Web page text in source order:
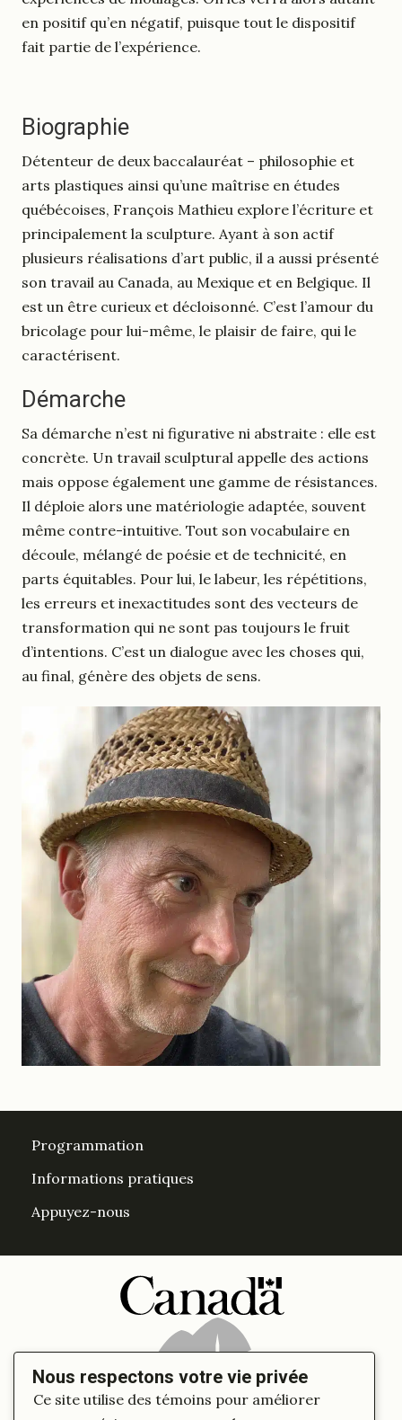
en positif qu’en négatif, puisque tout le dispositif
fait partie de l’expérience.
Biographie
Détenteur de deux baccalauréat – philosophie et
arts plastiques ainsi qu’une maîtrise en études
québécoises, François Mathieu explore l’écriture et
principalement la sculpture. Ayant à son actif
plusieurs réalisations d’art public, il a aussi présenté
son travail au Canada, au Mexique et en Belgique. Il
est un être curieux et décloisonné. C’est l’amour du
bricolage pour lui-même, le plaisir de faire, qui le
caractérisent.
Démarche
Sa démarche n’est ni figurative ni abstraite : elle est
concrète. Un travail sculptural appelle des actions
mais oppose également une gamme de résistances.
Il déploie alors une matériologie adaptée, souvent
même contre-intuitive. Tout son vocabulaire en
découle, mélangé de poésie et de technicité, en
parts équitables. Pour lui, le labeur, les répétitions,
les erreurs et inexactitudes sont des vecteurs de
transformation qui ne sont pas toujours le fruit
d’intentions. C’est un dialogue avec les choses qui,
au final, génère des objets de sens.
Programmation
Informations pratiques
Appuyez-nous
Nous respectons votre vie privée
Ce site utilise des témoins pour améliorer